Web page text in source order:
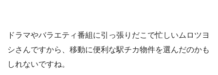
ドラマやバラエティ番組に引っ張りだこで忙しいムロツヨ
シさんですから、移動に便利な駅チカ物件を選んだのかも
しれないですね。